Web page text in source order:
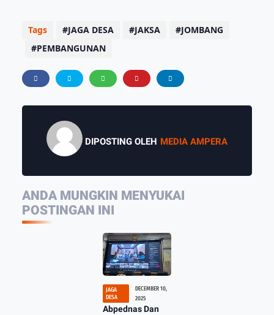
Tags JAGA DESA JAKSA
JOMBANG
PEMBANGUNAN
DIPOSTING OLEH MEDIA AMPERA
ANDA MUNGKIN MENYUKAI
POSTINGAN INI
JAGA
DESA
DECEMBER 10,
2025
Abpednas Dan